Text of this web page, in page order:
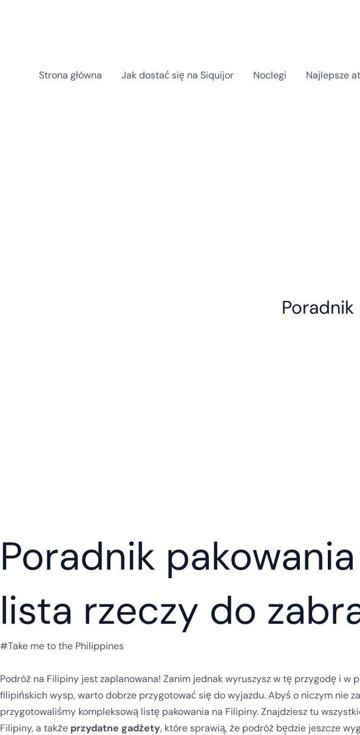
Strona główna Jak dostać się na Siquijor Noclegi Najlepsze
Poradnik
lista rzeczy do
#Take me to the Philippines
Podróż na Filipiny jest zaplanowana! Zanim jednak wyruszysz w tę przygodę i w
filipińskich wysp, warto dobrze przygotować się do wyjazdu. Abyś o niczym nie
przygotowaliśmy kompleksową listę pakowania na Filipiny. Znajdziesz tu
Filipiny, a także przydatne gadżety, które sprawią, że podróż będzie jeszcze